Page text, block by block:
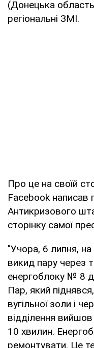
(Донецька
регіональні ЗМІ.
Про це на своїй
Facebook написав
Антикризового
сторінку самої
"Учора, 6 липня,
викид пару через
енергоблоку № 8
Пар, який
вугільної золи і
відділення
10 хвилин.
ремонтувати. Це